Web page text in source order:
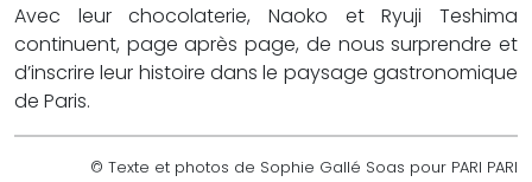
Avec leur chocolaterie, Naoko et Ryuji Teshima
continuent, page après page, de nous surprendre et
d’inscrire leur histoire dans le paysage gastronomique
de Paris.
© Texte et photos de Sophie Gallé Soas pour PARI PARI